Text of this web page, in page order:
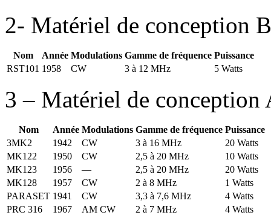
2- Matériel de conception
Nom Année Modulations Gamme de fréquence Puissance
RST101 1958 CW 3 à 12 MHz 5 Watts
3 – Matériel de conception
Nom Année Modulations Gamme de fréquence Puissance
3MK2
1942 CW 3 à 16 MHz
20 Watts
MK122
1950 CW 2,5 à 20 MHz
10 Watts
MK123
1956 — 2,5 à 20 MHz
20 Watts
MK128
1957 CW 2 à 8 MHz
1 Watts
PARASET 1941 CW 3,3 à 7,6 MHz
4 Watts
PRC 316
1967 AM CW 2 à 7 MHz 4 Watts